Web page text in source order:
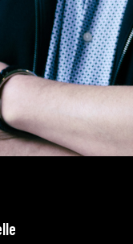
lle